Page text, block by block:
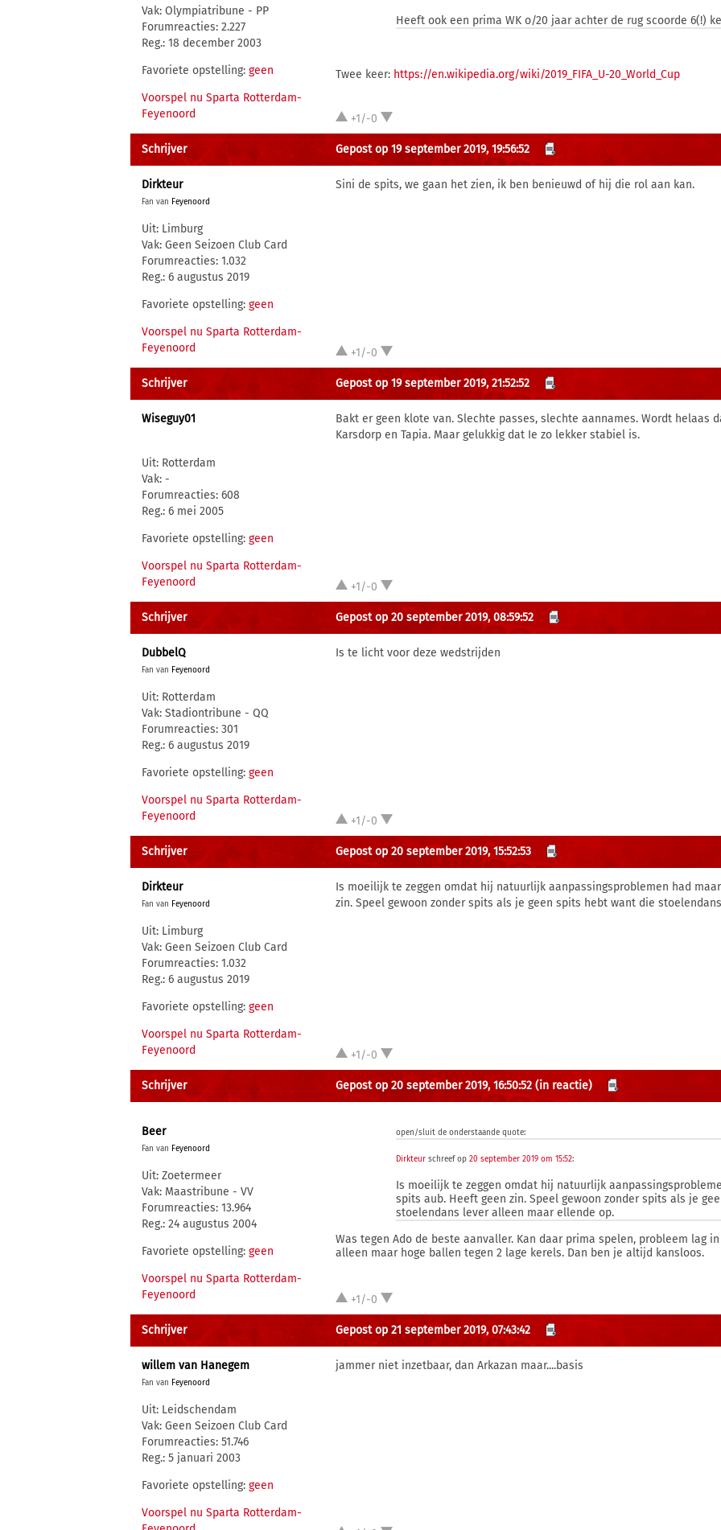
Vak: Olympiatribune - PP
Forumreacties: 2.227
Reg.: 18 december 2003
Favoriete opstelling: geen
Voorspel nu Sparta Rotterdam-
Feyenoord
Heeft ook een prima WK o/20 jaar achter de rug scoorde 6(!)
Twee keer: https://en.wikipedia.org/wiki/2019_FIFA_U-20_World_Cup
+1/-0
Schrijver Gepost op 19 september 2019, 19:56:52
Dirkteur
Fan van Feyenoord
Uit: Limburg
Vak: Geen Seizoen Club Card
Forumreacties: 1.032
Reg.: 6 augustus 2019
Favoriete opstelling: geen
Voorspel nu Sparta Rotterdam-
Feyenoord
Sini de spits, we gaan het zien, ik ben benieuwd of hij die rol aan kan.
+1/-0
Schrijver Gepost op 19 september 2019, 21:52:52
Wiseguy01
Uit: Rotterdam
Vak: -
Forumreacties: 608
Reg.: 6 mei 2005
Favoriete opstelling: geen
Voorspel nu Sparta Rotterdam-
Feyenoord
Bakt er geen klote van. Slechte passes, slechte aannames. Wordt helaas
Karsdorp en Tapia. Maar gelukkig dat Ie zo lekker stabiel is.
+1/-0
Schrijver Gepost op 20 september 2019, 08:59:52
DubbelQ
Fan van Feyenoord
Uit: Rotterdam
Vak: Stadiontribune - QQ
Forumreacties: 301
Reg.: 6 augustus 2019
Favoriete opstelling: geen
Voorspel nu Sparta Rotterdam-
Feyenoord
Is te licht voor deze wedstrijden
+1/-0
Schrijver Gepost op 20 september 2019, 15:52:53
Dirkteur
Fan van Feyenoord
Uit: Limburg
Vak: Geen Seizoen Club Card
Forumreacties: 1.032
Reg.: 6 augustus 2019
Favoriete opstelling: geen
Voorspel nu Sparta Rotterdam-
Feyenoord
Is moeilijk te zeggen omdat hij natuurlijk aanpassingsproblemen had
zin. Speel gewoon zonder spits als je geen spits hebt want die
+1/-0
Schrijver Gepost op 20 september 2019, 16:50:52 (in reactie)
Beer
Fan van Feyenoord
Uit: Zoetermeer
Vak: Maastribune - VV
Forumreacties: 13.964
Reg.: 24 augustus 2004
Favoriete opstelling: geen
Voorspel nu Sparta Rotterdam-
Feyenoord
open/sluit de onderstaande quote:
Dirkteur schreef op20 september 2019 om 15:52:
Is moeilijk te zeggen omdat hij natuurlijk
spits aub. Heeft geen zin. Speel gewoon zonder spits als je
stoelendans lever alleen maar ellende op.
Was tegen Ado de beste aanvaller. Kan daar prima spelen, probleem lag
alleen maar hoge ballen tegen 2 lage kerels. Dan ben je altijd kansloos.
+1/-0
Schrijver Gepost op 21 september 2019, 07:43:42
willem van Hanegem
Fan van Feyenoord
Uit: Leidschendam
Vak: Geen Seizoen Club Card
Forumreacties: 51.746
Reg.: 5 januari 2003
Favoriete opstelling: geen
Voorspel nu Sparta Rotterdam-
jammer niet inzetbaar, dan Arkazan maar....basis